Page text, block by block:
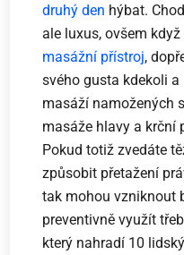
druhý den hýbat.
ale luxus, ovšem
masážní přístroj,
svého gusta kdekoli
masáží namožených
masáže hlavy a krční
Pokud totiž zvedáte
způsobit přetažení
tak mohou vzniknout
preventivně využít
který nahradí 10